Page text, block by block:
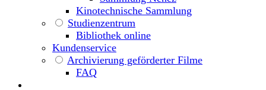
Kinotechnische Sammlung
Studienzentrum
Bibliothek online
Kundenservice
Archivierung geförderter Filme
FAQ